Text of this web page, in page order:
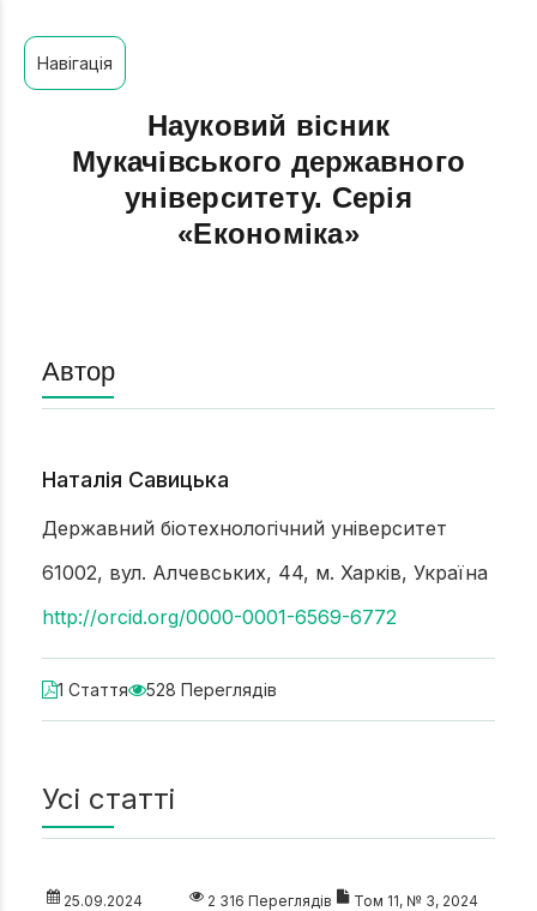
Навігація
Науковий вісник
Мукачівського державного
університету. Серія
«Економіка»
Автор
Наталія Савицька
Державний біотехнологічний університет
61002, вул. Алчевських, 44, м. Харків, Україна
http://orcid.org/0000-0001-6569-6772
1 Стаття 528 Переглядів
Усі статті
25.09.2024 2 316 Переглядів Том 11, № 3, 2024